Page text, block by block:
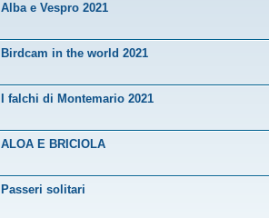
Alba e Vespro 2021
Birdcam in the world 2021
I falchi di Montemario 2021
ALOA E BRICIOLA
Passeri solitari